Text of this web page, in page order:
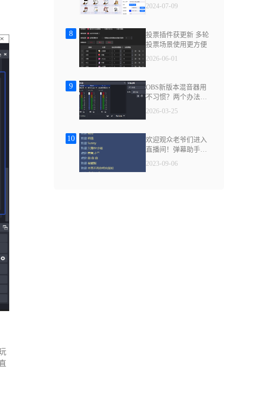
2024-07-09
8
投票插件获更新 多轮
投票场景使用更方便
2026-06-01
9
OBS新版本混音器用
不习惯？两个办法帮
你解决
2026-03-25
10
欢迎观众老爷们进入
直播间！弹幕助手帮
你忙
2023-09-06